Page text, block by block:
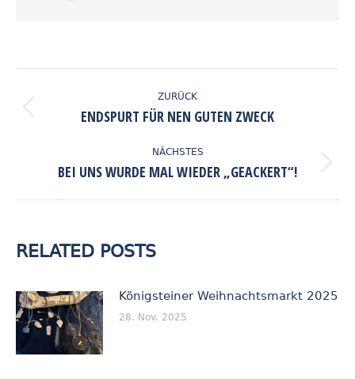
ZURÜCK
Vorheriger
ENDSPURT FÜR NEN GUTEN ZWECK
NÄCHSTES
Nächster
BEI UNS WURDE MAL WIEDER „GEACKERT“!
RELATED POSTS
Königsteiner Weihnachtsmarkt 2025
28. Nov. 2025